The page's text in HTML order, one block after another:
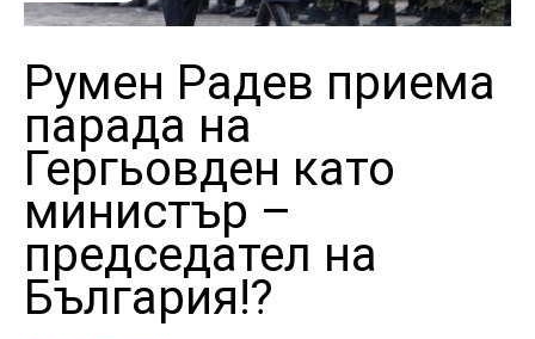
Румен Радев приема
парада на
Гергьовден като
министър –
председател на
България!?